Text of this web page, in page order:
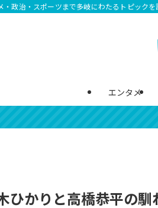
・政治・スポーツまで多岐にわたるトピックを
エンタメ
ひかりと高橋恭平の